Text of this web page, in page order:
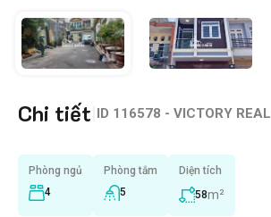
Chi tiết ID 116578 - VICTORY REAL
Phòng ngủ
4
Phòng tắm
5
Diện tích
58m²